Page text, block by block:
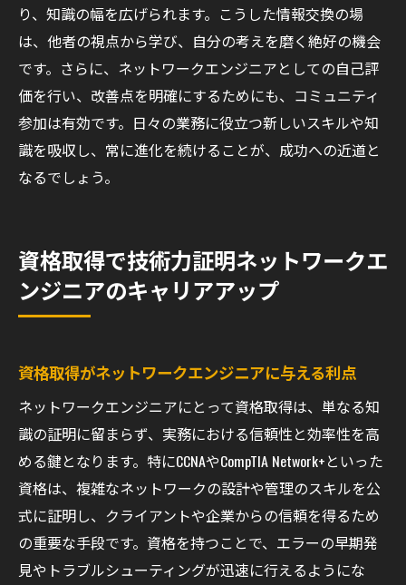
失敗から学び次に繋げるための思考法
実践的なスキルを習得するためのプロジェ
クト参加
現場で得られる貴重な経験を活かす方法
コラボレーションを通じて学びを拡大する
実践を通じて得たスキルを次のステップに
り、知識の幅を広げられます。こうした情報交換の場
は、他者の視点から学び、自分の考えを磨く絶好の機会
です。さらに、ネットワークエンジニアとしての自己評
価を行い、改善点を明確にするためにも、コミュニティ
参加は有効です。日々の業務に役立つ新しいスキルや知
識を吸収し、常に進化を続けることが、成功への近道と
なるでしょう。
資格取得で技術力証明ネットワークエ
ンジニアのキャリアアップ
資格取得がネットワークエンジニアに与える利点
ネットワークエンジニアにとって資格取得は、単なる知
識の証明に留まらず、実務における信頼性と効率性を高
める鍵となります。特にCCNAやCompTIA Network+といった
資格は、複雑なネットワークの設計や管理のスキルを公
式に証明し、クライアントや企業からの信頼を得るため
の重要な手段です。資格を持つことで、エラーの早期発
見やトラブルシューティングが迅速に行えるようにな